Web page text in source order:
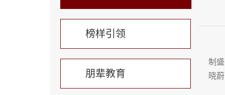
榜样引领
朋辈教育
制
晓